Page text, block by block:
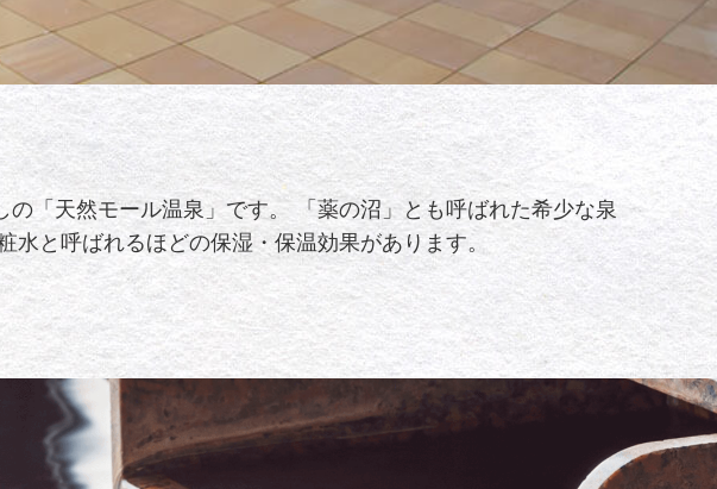
「天然モール温泉」です。 「薬の沼」とも呼ばれた希少な泉
と呼ばれるほどの保湿・保温効果があります。